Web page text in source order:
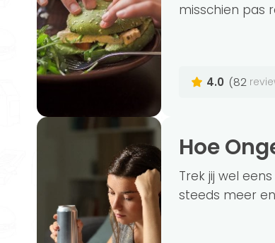
misschien pas
4.0 (82
Hoe
Trek jij wel
steeds meer